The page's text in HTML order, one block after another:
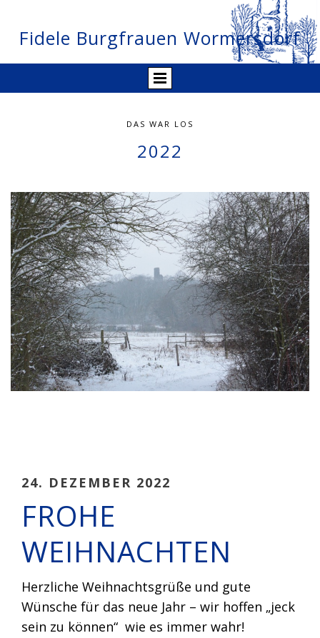
Fidele Burgfrauen Wormersdorf
DAS WAR LOS
2022
24. DEZEMBER 2022
FROHE
WEIHNACHTEN
Herzliche Weihnachtsgrüße und gute
Wünsche für das neue Jahr – wir hoffen „jeck
sein zu können“ wie es immer wahr!